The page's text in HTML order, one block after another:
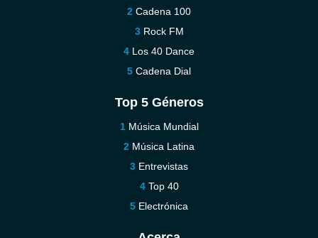
Cadena 100
Rock FM
Los 40 Dance
Cadena Dial
Top 5 Géneros
Música Mundial
Música Latina
Entrevistas
Top 40
Electrónica